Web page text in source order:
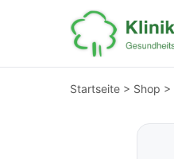
Startseite > Shop >